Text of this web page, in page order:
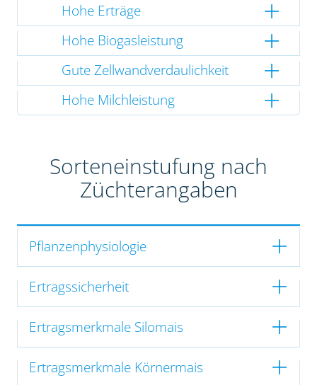
Hohe Erträge
Hohe Biogasleistung
Gute Zellwandverdaulichkeit
Hohe Milchleistung
Sorteneinstufung nach
Züchterangaben
Pflanzenphysiologie
Ertragssicherheit
Ertragsmerkmale Silomais
Ertragsmerkmale Körnermais